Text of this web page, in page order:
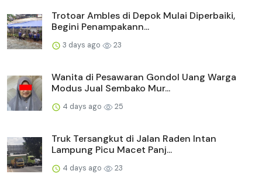
Trotoar Ambles di Depok Mulai Diperbaiki,
Begini Penampakann...
3 days ago 23
Wanita di Pesawaran Gondol Uang Warga
Modus Jual Sembako Mur...
4 days ago 25
Truk Tersangkut di Jalan Raden Intan
Lampung Picu Macet Panj...
4 days ago 23